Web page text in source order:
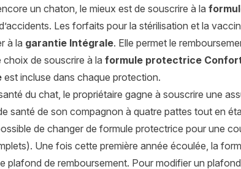
un chaton, le mieux est de souscrire à la
Les forfaits pour la stérilisation et la
à la garantie Intégrale. Elle permet le
de souscrire à la formule protectrice
est incluse dans chaque protection.
du chat, le propriétaire gagne à souscrire une
santé de son compagnon à quatre pattes tout en
de changer de formule protectrice pour une
Une fois cette première année écoulée, la
plafond de remboursement. Pour modifier un